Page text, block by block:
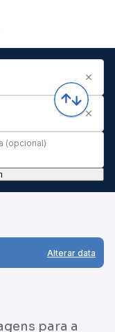
(opcional)
Alterar data
para a